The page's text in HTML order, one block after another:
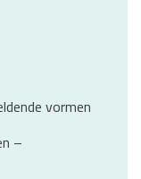
vormen
–